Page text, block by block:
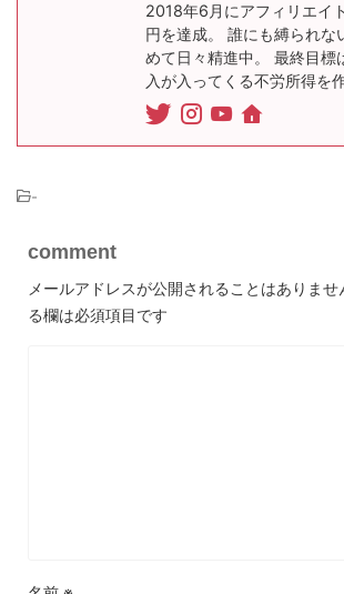
2018年6月にアフィリエイ
円を達成。 誰にも縛られな
めて日々精進中。 最終目標
入が入ってくる不労所得を
-
comment
メールアドレスが公開されることはありませ
る欄は必須項目です